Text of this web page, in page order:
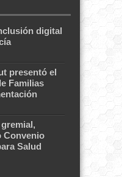
digital
presentó el
Familias
Convenio
Salud